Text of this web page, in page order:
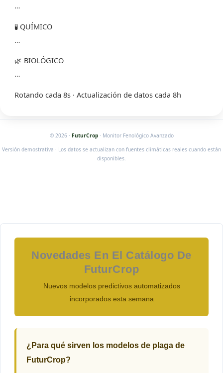
…
🧪 QUÍMICO
…
🌿 BIOLÓGICO
…
Rotando cada 8s · Actualización de datos cada 8h
© 2026 · FuturCrop· Monitor Fenológico Avanzado
Versión demostrativa · Los datos se actualizan con fuentes climáticas reales cuando están
disponibles.
Novedades En El Catálogo De
FuturCrop
Nuevos modelos predictivos automatizados
incorporados esta semana
¿Para qué sirven los modelos de plaga de
FuturCrop?